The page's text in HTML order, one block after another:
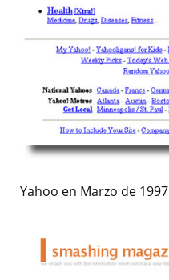
Yahoo en Marzo de 1997